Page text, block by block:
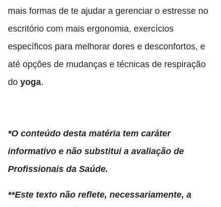
mais formas de te ajudar a gerenciar o estresse no
escritório com mais ergonomia, exercícios
específicos para melhorar dores e desconfortos, e
até opções de mudanças e técnicas de respiração
do yoga.
*O conteúdo desta matéria tem caráter
informativo e não substitui a avaliação de
Profissionais da Saúde.
**Este texto não reflete, necessariamente, a